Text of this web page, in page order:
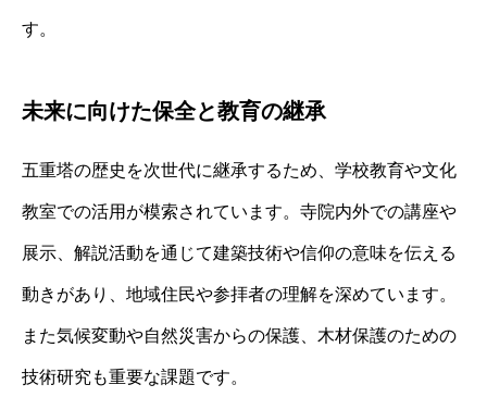
す。
未来に向けた保全と教育の継承
五重塔の歴史を次世代に継承するため、学校教育や文化
教室での活用が模索されています。寺院内外での講座や
展示、解説活動を通じて建築技術や信仰の意味を伝える
動きがあり、地域住民や参拝者の理解を深めています。
また気候変動や自然災害からの保護、木材保護のための
技術研究も重要な課題です。